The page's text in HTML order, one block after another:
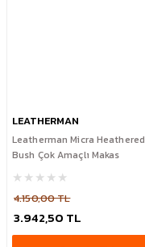
LEATHERMAN
Leatherman Micra Heathered
Bush Çok Amaçlı Makas
4.150,00 TL
3.942,50 TL